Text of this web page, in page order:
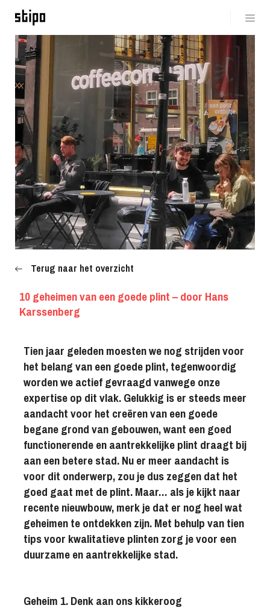
Terug naar het overzicht
10 geheimen van een goede plint – door Hans
Karssenberg
Tien jaar geleden moesten we nog strijden voor
het belang van een goede plint, tegenwoordig
worden we actief gevraagd vanwege onze
expertise op dit vlak. Gelukkig is er steeds meer
aandacht voor het creëren van een goede
begane grond van gebouwen, want een goed
functionerende en aantrekkelijke plint draagt bij
aan een betere stad. Nu er meer aandacht is
voor dit onderwerp, zou je dus zeggen dat het
goed gaat met de plint. Maar… als je kijkt naar
recente nieuwbouw, merk je dat er nog heel wat
geheimen te ontdekken zijn. Met behulp van tien
tips voor kwalitatieve plinten zorg je voor een
duurzame en aantrekkelijke stad.
Geheim 1. Denk aan ons kikkeroog